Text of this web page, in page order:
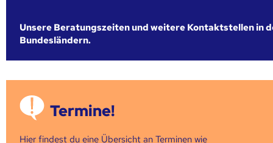
Unsere Beratungszeiten und weitere Kontaktstellen in
Bundesländern.
Termine!
Hier findest du eine Übersicht an Terminen wie